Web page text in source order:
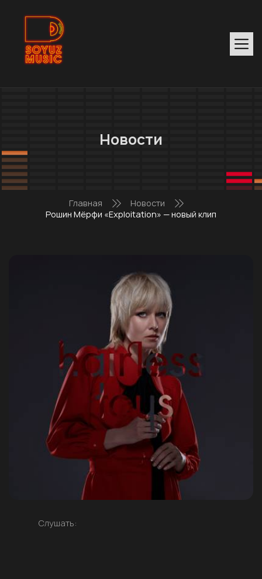
Новости
Главная
Новости
Рошин Мёрфи «Exploitation» — новый клип
Слушать: